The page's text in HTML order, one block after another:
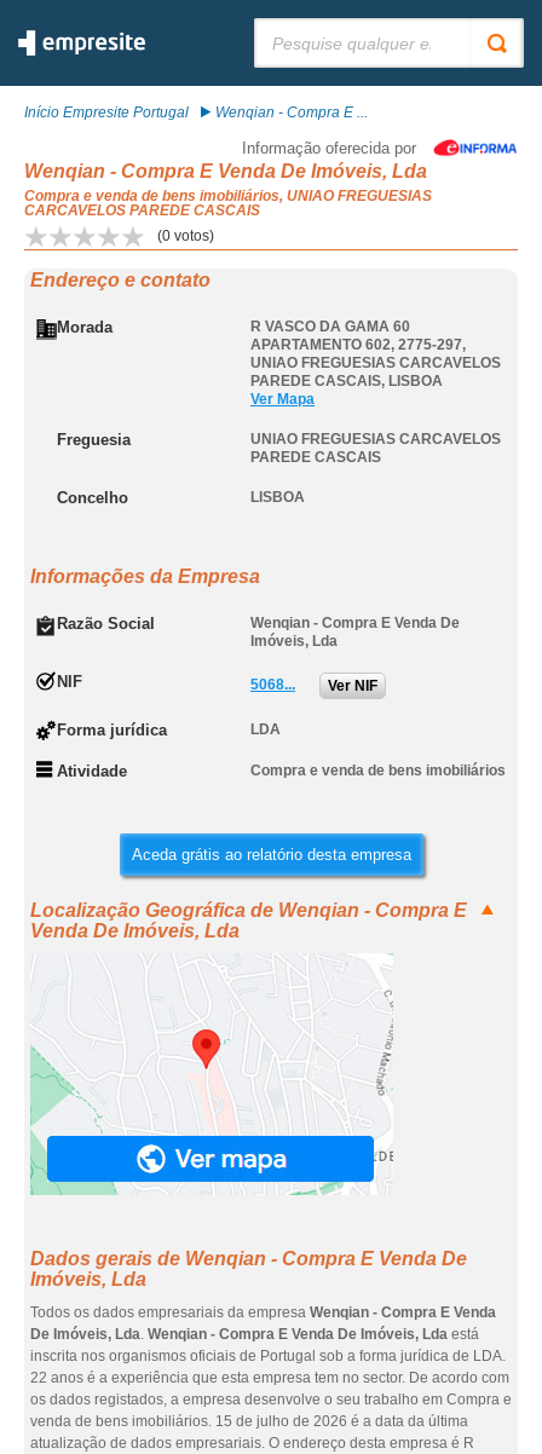
Início Empresite Portugal Wenqian - Compra E ...
Informação oferecida por
Wenqian - Compra E Venda De Imóveis, Lda
Compra e venda de bens imobiliários, UNIAO FREGUESIAS
CARCAVELOS PAREDE CASCAIS
(0 votos)
Endereço e contato
Morada
R VASCO DA GAMA 60
APARTAMENTO 602, 2775-297,
UNIAO FREGUESIAS CARCAVELOS
PAREDE CASCAIS, LISBOA
Ver Mapa
Freguesia
UNIAO FREGUESIAS CARCAVELOS
PAREDE CASCAIS
Concelho LISBOA
Informações da Empresa
Razão Social
Wenqian - Compra E Venda De
Imóveis, Lda
NIF 5068... Ver NIF
Forma jurídica LDA
Atividade Compra e venda de bens imobiliários
Aceda grátis ao relatório desta empresa
Localização Geográfica de Wenqian - Compra E
Venda De Imóveis, Lda
Dados gerais de Wenqian - Compra E Venda De
Imóveis, Lda
Todos os dados empresariais da empresa Wenqian - Compra E Venda
De Imóveis, Lda. Wenqian - Compra E Venda De Imóveis, Lda está
inscrita nos organismos oficiais de Portugal sob a forma jurídica de LDA.
22 anos é a experiência que esta empresa tem no sector. De acordo com
os dados registados, a empresa desenvolve o seu trabalho em Compra e
venda de bens imobiliários. 15 de julho de 2026 é a data da última
atualização de dados empresariais. O endereço desta empresa é R